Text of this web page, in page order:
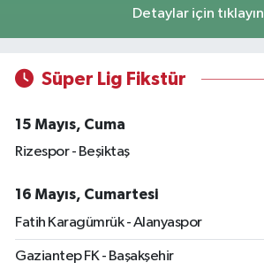
Detaylar için tıklayın
Süper Lig Fikstür
15 Mayıs, Cuma
Rizespor - Beşiktaş
16 Mayıs, Cumartesi
Fatih Karagümrük - Alanyaspor
Gaziantep FK - Başakşehir